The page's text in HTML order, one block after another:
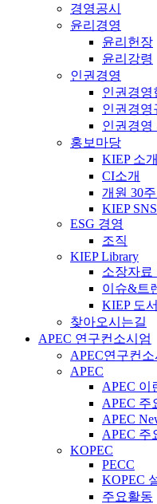
경영공시
윤리경영
윤리헌장
윤리강령
인권경영
인권경영
인권경영
인권경영
홍보마당
KIEP 소
CI소개
개원 30
KIEP SNS
ESG 경영
조직
KIEP Library
소장자료
이슈&트
KIEP 도
찾아오시는길
APEC 연구컨소시엄
APEC연구컨소
APEC
APEC 이
APEC 주
APEC
APEC 주
KOPEC
PECC
KOPEC
주요활동